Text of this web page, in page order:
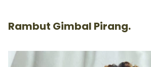
Rambut Gimbal Pirang.